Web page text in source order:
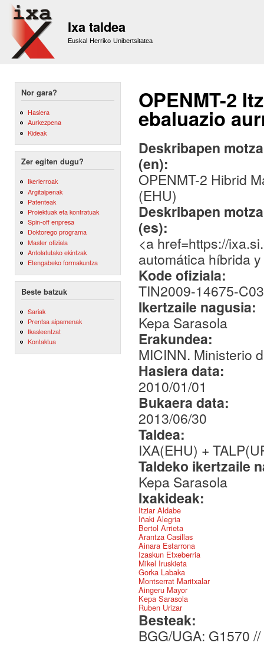
Ixa taldea
Euskal Herriko Unibertsitatea
Nor gara?
Hasiera
Aurkezpena
Kideak
Zer egiten dugu?
Ikerlerroak
Argitalpenak
Patenteak
Proiektuak eta kontratuak
Spin-off enpresa
Doktorego programa
Master ofiziala
Antolatutako ekintzak
Etengabeko formakuntza
Beste batzuk
Sariak
Prentsa aipamenak
Ikasleentzat
Kontaktua
OPENMT-2
ebaluazio
Deskribapen
(en):
OPENMT-2 Hibrid
(EHU)
Deskribapen
(es):
<a href=https://
automática híbrida
Kode ofiziala:
TIN2009-14675-
Ikertzaile nagusia:
Kepa Sarasola
Erakundea:
MICINN. Ministerio
Hasiera data:
2010/01/01
Bukaera data:
2013/06/30
Taldea:
IXA(EHU) +
Taldeko ikertzaile
Kepa Sarasola
Ixakideak:
Itziar Aldabe
Iñaki Alegria
Bertol Arrieta
Arantza Casillas
Ainara Estarrona
Izaskun Etxeberria
Mikel Iruskieta
Gorka Labaka
Montserrat Maritxalar
Aingeru Mayor
Kepa Sarasola
Ruben Urizar
Besteak:
BGG/UGA: G1570